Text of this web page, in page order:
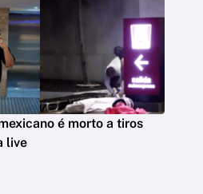
é morto a tiros
live